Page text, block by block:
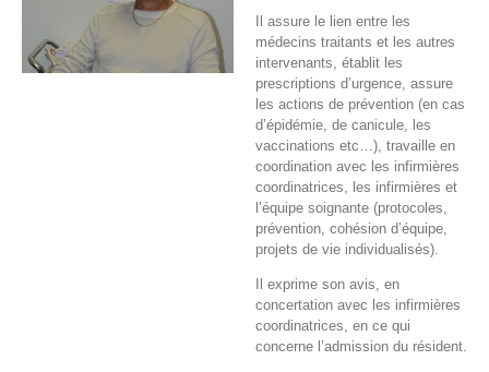
Il assure le lien entre les
médecins traitants et les autres
intervenants, établit les
prescriptions d’urgence, assure
les actions de prévention (en cas
d’épidémie, de canicule, les
vaccinations etc…), travaille en
coordination avec les infirmières
coordinatrices, les infirmières et
l’équipe soignante (protocoles,
prévention, cohésion d’équipe,
projets de vie individualisés).
Il exprime son avis, en
concertation avec les infirmières
coordinatrices, en ce qui
concerne l’admission du résident.